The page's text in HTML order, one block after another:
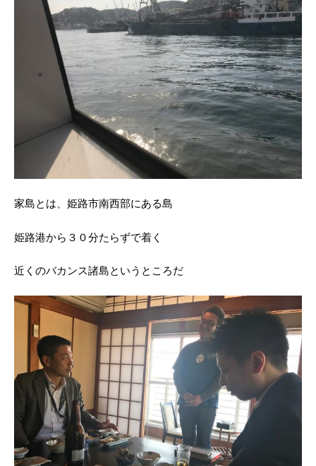
家島とは、姫路市南西部にある島
姫路港から３０分たらずで着く
近くのバカンス諸島というところだ